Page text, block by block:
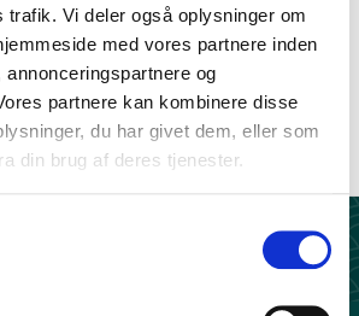
trafik. Vi deler også oplysninger om
med vores partnere inden
og
partnere kan kombinere disse
du har givet dem, eller som
din brug af deres tjenester.
dig igennem asiatisk mad
Telefon support
Ring 30 27 78 78
E-mail support
madelskere valgt Pandasia.dk